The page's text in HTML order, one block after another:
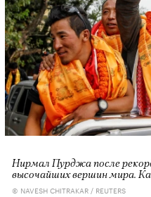
Нирмал Пурджа после
высочайших вершин мира.
© NAVESH CHITRAKAR / REUTERS